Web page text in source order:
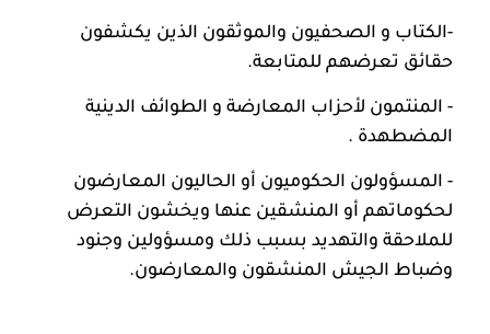
-الكتاب و الصحفيون والموثقون الذين يكشفون
حقائق تعرضهم للمتابعة.
- المنتمون لأحزاب المعارضة و الطوائف الدينية
المضطهدة .
- المسؤولون الحكوميون أو الحاليون المعارضون
لحكوماتهم أو المنشقين عنها ويخشون التعرض
للملاحقة والتهديد بسبب ذلك ومسؤولين وجنود
وضباط الجيش المنشقون والمعارضون.